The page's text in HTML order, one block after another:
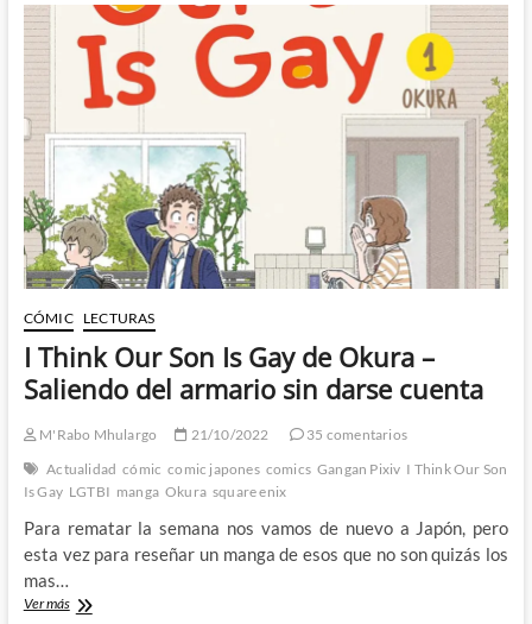
Mística
Destino
vez
aire
sus
vergüenzas
CÓMIC LECTURAS
I Think Our Son Is Gay de Okura –
Saliendo del armario sin darse cuenta
M'Rabo Mhulargo 21/10/2022
35 comentarios
Actualidad cómic comic japones comics Gangan Pixiv I Think Our Son
Is Gay LGTBI manga Okura square enix
Para rematar la semana nos vamos de nuevo a Japón, pero
esta vez para reseñar un manga de esos que no son quizás los
mas…
Ver másI